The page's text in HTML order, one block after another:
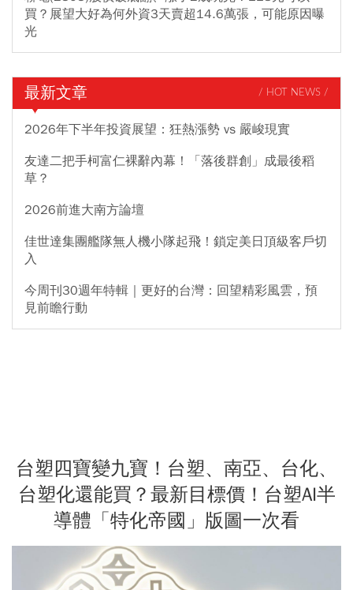
買？展望大好為何外資3天賣超14.6萬張，可能原因曝
光
最新文章 / HOT NEWS /
2026年下半年投資展望：狂熱漲勢 vs 嚴峻現實
友達二把手柯富仁裸辭內幕！「落後群創」成最後稻
草？
2026前進大南方論壇
佳世達集團艦隊無人機小隊起飛！鎖定美日頂級客戶切
入
今周刊30週年特輯｜更好的台灣：回望精彩風雲，預
見前瞻行動
台塑四寶變九寶！台塑、南亞、台化、
台塑化還能買？最新目標價！台塑AI半
導體「特化帝國」版圖一次看